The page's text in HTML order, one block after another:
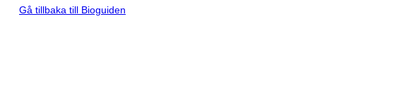
Gå tillbaka till Bioguiden